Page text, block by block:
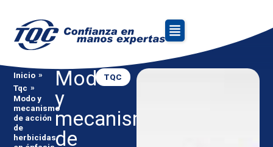
Inicio »
Tqc »
Modo y
mecanismo
de acción
de
herbicidas
Modo
y
mecanismo
de
TQC